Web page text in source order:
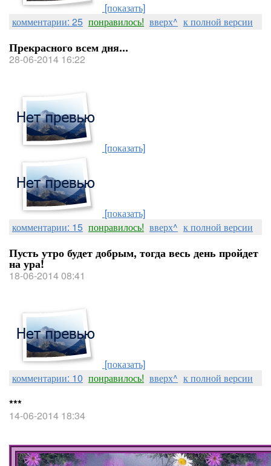
[показать]
комментарии: 25 понравилось! вверх^ к полной версии
Прекрасного всем дня...
28-06-2014 16:22
[показать]
[показать]
комментарии: 15 понравилось! вверх^ к полной версии
Пусть утро будет добрым, тогда весь день пройдет
на ура!
18-06-2014 08:41
[показать]
комментарии: 10 понравилось! вверх^ к полной версии
***
14-06-2014 18:34